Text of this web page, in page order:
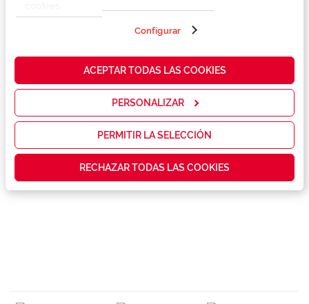
propias y de
cómo mejorar
servicios y
las
que realmente
contenidos
personalizados
Configurar
ACEPTAR TODAS LAS COOKIES
PERSONALIZAR
PERMITIR LA SELECCIÓN
RECHAZAR TODAS LAS COOKIES
Conselhos
Serviços exclusivos